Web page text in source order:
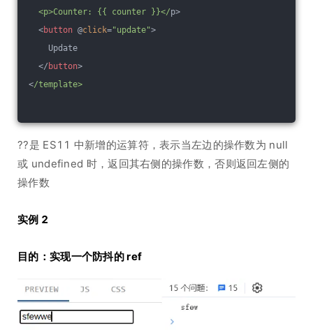
<p>Counter: {{ counter }}</p>
<button @click="update">
Update
</ button>
</template>
??是 ES11 中新增的运算符，表示当左边的操作数为 null
或 undefined 时，返回其右侧的操作数，否则返回左侧的
操作数
实例 2
目的：实现一个防抖的 ref